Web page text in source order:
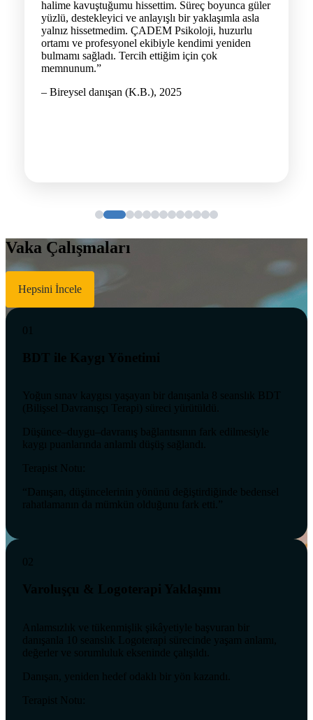
halime kavuştuğumu hissettim. Süreç boyunca güler
yüzlü, destekleyici ve anlayışlı bir yaklaşımla asla
yalnız hissetmedim. ÇADEM Psikoloji, huzurlu
ortamı ve profesyonel ekibiyle kendimi yeniden
bulmamı sağladı. Tercih ettiğim için çok
memnunum.”
– Bireysel danışan (K.B.), 2025
Vaka Çalışmaları
Hepsini İncele
01
BDT ile Kaygı Yönetimi
Yoğun sınav kaygısı yaşayan bir danışanla 8 seanslık BDT
(Bilişsel Davranışçı Terapi) süreci yürütüldü.
Düşünce–duygu–davranış bağlantısının fark edilmesiyle
kaygı puanlarında anlamlı düşüş sağlandı.
Terapist Notu:
“Danışan, düşüncelerinin yönünü değiştirdiğinde bedensel
rahatlamanın da mümkün olduğunu fark etti.”
02
Varoluşçu & Logoterapi Yaklaşımı
Anlamsızlık ve tükenmişlik şikâyetiyle başvuran bir
danışanla 10 seanslık Logoterapi sürecinde yaşam anlamı,
değerler ve sorumluluk ekseninde çalışıldı.
Danışan, yeniden hedef odaklı bir yön kazandı.
Terapist Notu: